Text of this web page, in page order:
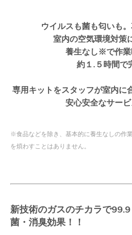
ウイルスも菌も匂いも。
室内の空気環境対策
養生なし※で作業
約１.５時間で
専用キットをスタッフが室内に
安心安全なサービ
※食品などを除き、基本的に養生なしの作
を煩わすことはありません。
新技術のガスのチカラで
菌・消臭効果！！